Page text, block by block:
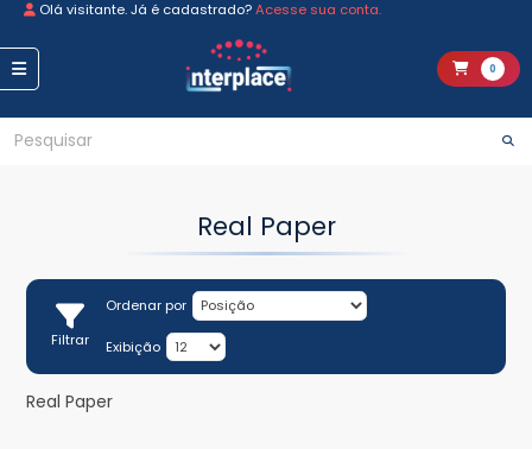
Olá visitante. Já é cadastrado?Acesse sua conta.
0
Real Paper
Filtrar
Ordenar por
Exibição
Real Paper